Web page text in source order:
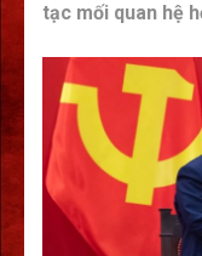
tạc mối quan hệ